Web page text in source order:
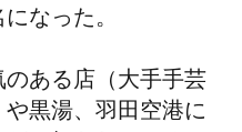
なった。
ある店（大手手芸
黒湯、羽田空港に